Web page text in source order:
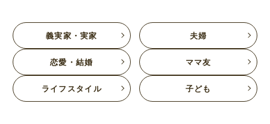
義実家・実家 夫婦
恋愛・結婚 ママ友
ライフスタイル 子ども